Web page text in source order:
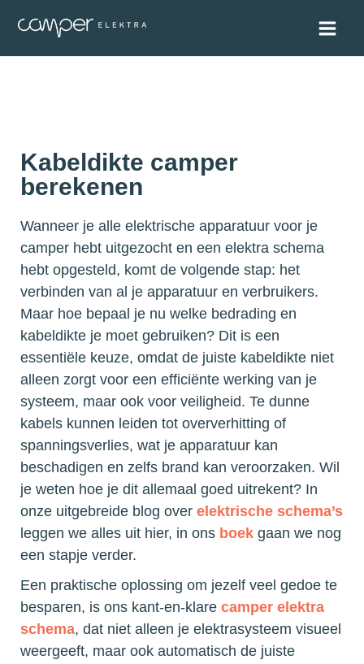
Kabeldikte camper
berekenen
Wanneer je alle elektrische apparatuur voor je
camper hebt uitgezocht en een elektra schema
hebt opgesteld, komt de volgende stap: het
verbinden van al je apparatuur en verbruikers.
Maar hoe bepaal je nu welke bedrading en
kabeldikte je moet gebruiken? Dit is een
essentiële keuze, omdat de juiste kabeldikte niet
alleen zorgt voor een efficiënte werking van je
systeem, maar ook voor veiligheid. Te dunne
kabels kunnen leiden tot oververhitting of
spanningsverlies, wat je apparatuur kan
beschadigen en zelfs brand kan veroorzaken. Wil
je weten hoe je dit allemaal goed uitrekent? In
onze uitgebreide blog over elektrische schema’s
leggen we alles uit hier, in ons boek gaan we nog
een stapje verder.
Een praktische oplossing om jezelf veel gedoe te
besparen, is ons kant-en-klare camper elektra
schema, dat niet alleen je elektrasysteem visueel
weergeeft, maar ook automatisch de juiste